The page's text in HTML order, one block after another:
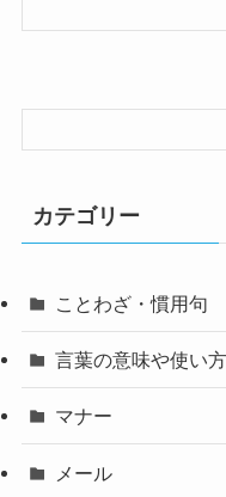
カテゴリー
ことわざ・慣用句
言葉の意味や使い方
マナー
メール